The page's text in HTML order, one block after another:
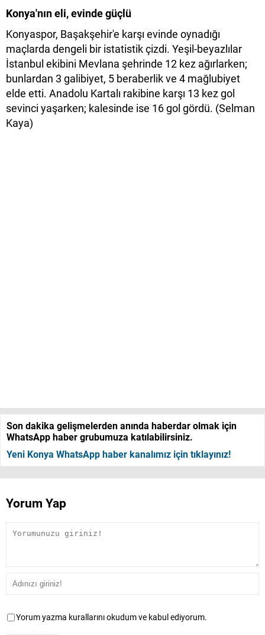
Konya'nın eli, evinde güçlü
Konyaspor, Başakşehir'e karşı evinde oynadığı
maçlarda dengeli bir istatistik çizdi. Yeşil-beyazlılar
İstanbul ekibini Mevlana şehrinde 12 kez ağırlarken;
bunlardan 3 galibiyet, 5 beraberlik ve 4 mağlubiyet
elde etti. Anadolu Kartalı rakibine karşı 13 kez gol
sevinci yaşarken; kalesinde ise 16 gol gördü. (Selman
Kaya)
Son dakika gelişmelerden anında haberdar olmak için
WhatsApp haber grubumuza katılabilirsiniz.
Yeni Konya WhatsApp haber kanalımız için tıklayınız!
Yorum Yap
Yorum yazma kurallarını okudum ve kabul ediyorum.